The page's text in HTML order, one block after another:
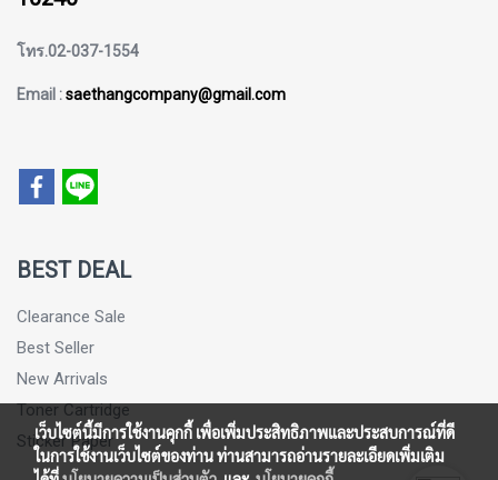
โทร.02-037-1554
Email :saethangcompany@gmail.com
BEST DEAL
Clearance Sale
Best Seller
New Arrivals
Toner Cartridge
Sticker Paper
เว็บไซต์นี้มีการใช้งานคุกกี้ เพื่อเพิ่มประสิทธิภาพและประสบการณ์ที่ดี
ในการใช้งานเว็บไซต์ของท่าน ท่านสามารถอ่านรายละเอียดเพิ่มเติม